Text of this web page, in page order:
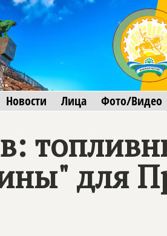
Новости Лица Фото/Видео
для